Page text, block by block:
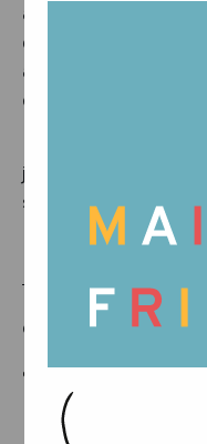
aquest any,
capacitat
acompanyar els
del joc lliure.
Un
joguines poden unir
sensibilitat
COMPARTEIX